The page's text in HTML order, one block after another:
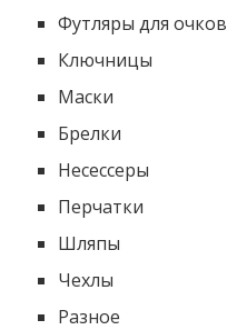
Футляры для очков
Ключницы
Маски
Брелки
Несессеры
Перчатки
Шляпы
Чехлы
Разное